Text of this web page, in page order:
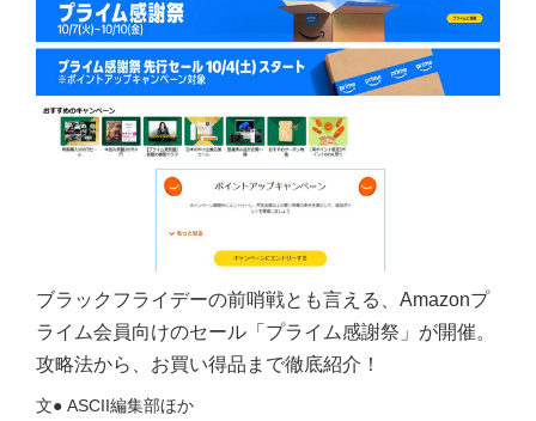
ブラックフライデーの前哨戦とも言える、Amazonプ
ライム会員向けのセール「プライム感謝祭」が開催。
攻略法から、お買い得品まで徹底紹介！
文● ASCII編集部ほか